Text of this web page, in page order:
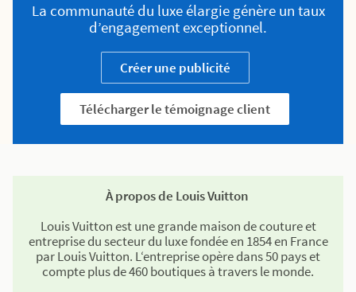
La communauté du luxe élargie génère un taux
d’engagement exceptionnel.
Créer une publicité
Télécharger le témoignage client
À propos de Louis Vuitton
Louis Vuitton est une grande maison de couture et
entreprise du secteur du luxe fondée en 1854 en France
par Louis Vuitton. L‘entreprise opère dans 50 pays et
compte plus de 460 boutiques à travers le monde.